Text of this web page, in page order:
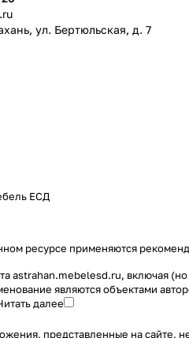
ул. Бертюльская, д. 7
ЕСД
ресурсе применяются
astrahan.mebelesd.ru, включая
являются объектами
далее
представленные на сайте,